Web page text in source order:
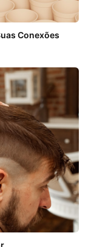
Conexões